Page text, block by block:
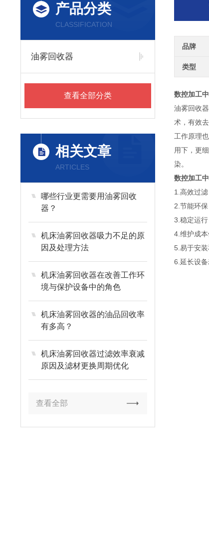
产品分类
CLASSIFICATION
油雾回收器
查看全部分类
相关文章
ARTICLES
哪些行业更需要用油雾回收
器？
机床油雾回收器吸力不足的原
因及处理方法
机床油雾回收器在改善工作环
境与保护设备中的角色
机床油雾回收器的油品回收率
有多高？
机床油雾回收器过滤效率衰减
原因及滤材更换周期优化
查看全部
品牌
类型
数控加工
油雾回收
术，有效
工作原理
用下，更
染。
数控加工
1.高效过
2.节能环
3.稳定运
4.维护成
5.易于安
6.延长设